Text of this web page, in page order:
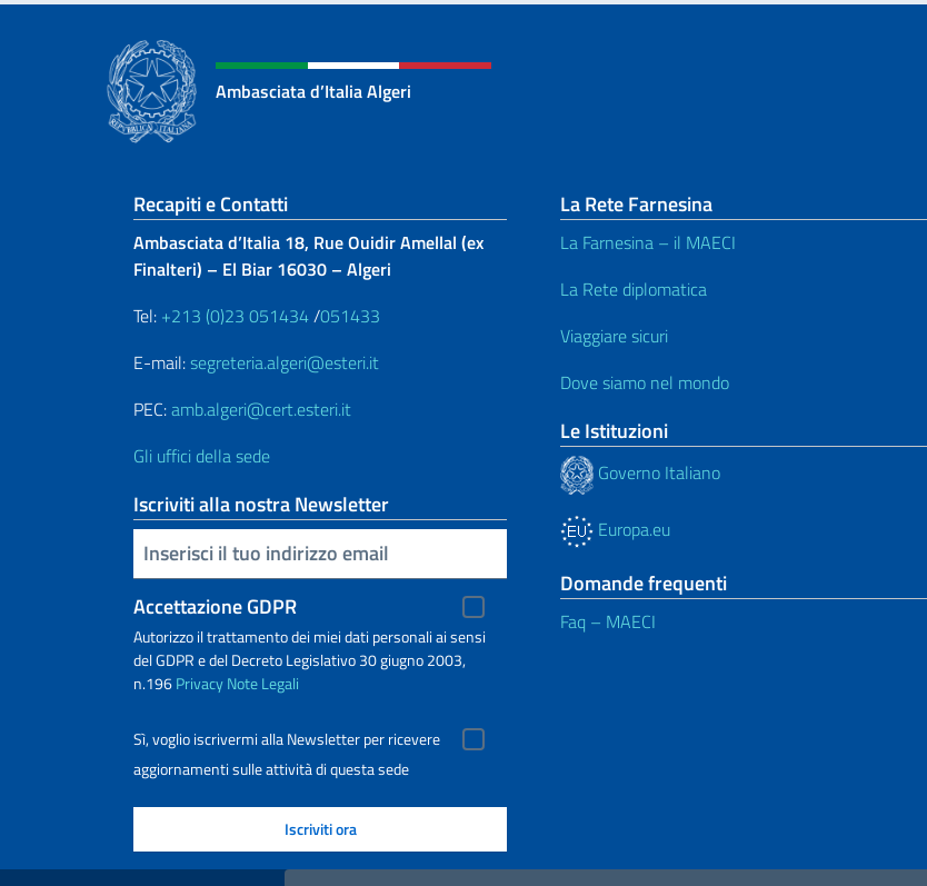
Ambasciata d’Italia Algeri
Sezione footer
Recapiti e Contatti
Ambasciata d’Italia 18, Rue Ouidir Amellal (ex
Finalteri) – El Biar 16030 – Algeri
Tel: +213 (0)23 051434/051433
E-mail:segreteria.algeri@esteri.it
PEC:amb.algeri@cert.esteri.it
Gli uffici della sede
Iscriviti alla nostra Newsletter
Inserisci la tua email
Accettazione GDPR
Autorizzo il trattamento dei miei dati personali ai sensi
del GDPR e del Decreto Legislativo 30 giugno 2003,
n.196PrivacyNote Legali
Sì, voglio iscrivermi alla Newsletter per ricevere
aggiornamenti sulle attività di questa sede
La Rete Farnesina
La Farnesina – il MAECI
La Rete diplomatica
Viaggiare sicuri
Dove siamo nel mondo
Le Istituzioni
Governo Italiano
Europa.eu
Domande frequenti
Faq – MAECI